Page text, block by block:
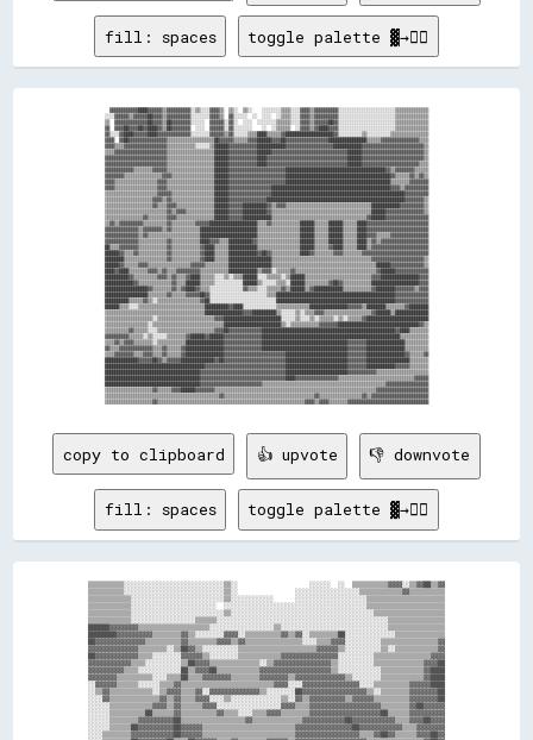
fill: spaces toggle palette ▓→✊🏽
  ▓▓▓▓▓▓▓▓▓▓▓▓████▓▓▓▓▓▓▒▒▓▓▓▓▓▓▓▓▓▓░░▒▒░░░░▓▓▓▓▒▒  ▒▒░░  ▒▒░░    ░░░░░░░░▒▒▒▒░░░░▓▓▓▓▒▒▓▓▓▓▓▓▓▓▓▓░░░░░░░░░░░░░░░░░░░░░░░░▒▒▒▒▒▒▒▒▒▒▒▒▒▒
░░░░▓▓▓▓▓▓▒▒▓▓▓▓▓▓██▓▓▓▓▒▒▓▓▓▓▓▓▓▓▓▓░░░░░░░░▓▓▓▓▒▒  ▓▓░░░░░░  ░░  ░░░░  ░░▒▒▒▒░░░░▓▓▓▓▒▒▓▓▓▓▓▓▓▓▓▓░░░░░░░░░░░░░░░░░░░░░░░░▒▒▒▒▒▒▒▒▒▒▒▒▒▒
▒▒  ▓▓▓▓▓▓▓▓▓▓▓▓▓▓██▓▓▓▓▒▒██▓▓▓▓▓▓▓▓░░░░░░  ▓▓▓▓▓▓░░▓▓░░  ░░░░  ░░░░░░░░▒▒▒▒▒▒░░░░▓▓▓▓▒▒▓▓▓▓▓▓██▓▓░░░░░░░░░░░░░░░░░░░░░░░░▒▒▒▒▒▒▒▒▒▒▒▒▒▒
▓▓  ▓▓▓▓██▓▓▓▓██▓▓████▓▓▒▒██▓▓▓▓▓▓▓▓  ░░░░  ▓▓▓▓▓▓░░▓▓░░░░░░░░    ░░  ░░▒▒▒▒▒▒  ░░▓▓▓▓▒▒▓▓████▓▓▓▓░░░░░░░░░░░░░░░░░░░░░░░░▒▒▒▒▒▒▒▒▒▒▒▒▒▒
▓▓░░░░▓▓████▓▓▓▓▓▓████▓▓▓▓▓▓▓▓▓▓▓▓▓▓░░░░░░░░▓▓▓▓▓▓▒▒▓▓░░░░░░▒▒▒▒████▒▒▒▒▒▒▓▓████████████████████▓▓░░░░░░░░░░▒▒░░░░░░░░░░▒▒▒▒▒▒▒▒▒▒▒▒▒▒▒▒
▓▓▓▓  ▓▓██▓▓▓▓▓▓▓▓▓▓▓▓▓▓▓▓▒▒▒▒▒▒▒▒▒▒▒▒▒▒▒▒▒▒▒▒██▓▓▓▓▓▓▒▒▒▒▒▒▓▓▓▓██████▓▓▓▓██▓▓▓▓▓▓▓▓▓▓▓▓▓▓▓▓▓▓████████████████▒▒▒▒▒▒▓▓▓▓▓▓▓▓▓▓▓▓▓▓▓▓▒▒▒▒
▓▓▓▓▒▒▒▒▓▓▓▓▓▓▓▓▓▓▓▓▓▓▓▓▓▓▒▒▒▒▒▒▒▒▒▒▒▒░░░░░░▒▒██████▓▓▓▓▓▓▓▓▓▓▓▓████████████▓▓▓▓▓▓▓▓▓▓▓▓▓▓▓▓▓▓▓▓████████████▓▓▓▓▓▓▓▓▓▓▓▓▓▓▓▓▓▓▓▓▓▓▓▓▓▓▒▒
▒▒▒▒▓▓▓▓▓▓▓▓▓▓▓▓▓▓▓▓▓▓▓▓▓▓▒▒▒▒▒▒▒▒▒▒▒▒▒▒▒▒▒▒▒▒██████▓▓▓▓▓▓▓▓▓▓▓▓██████▓▓▓▓▓▓▓▓▓▓▓▓▓▓▓▓▓▓▓▓▓▓▓▓▓▓▓▓▓▓▓▓██████▓▓▓▓▓▓▓▓▓▓▓▓▓▓▓▓▓▓▓▓▓▓▓▓▓▓▒▒
▓▓▓▓▓▓▓▓▓▓▓▓▓▓▓▓▓▓▓▓▓▓▓▓▓▓▒▒▒▒▒▒▒▒▒▒▒▒▒▒▒▒▒▒▒▒██████▓▓▓▓▓▓▓▓▓▓▓▓████▓▓▓▓▓▓▓▓▓▓▓▓▓▓▓▓▓▓▓▓▓▓▓▓▓▓▓▓▓▓▓▓▓▓██████▓▓▓▓▓▓▓▓▓▓▓▓▓▓▓▓▓▓▓▓▓▓▓▓▓▓▒▒
▓▓▓▓▓▓▓▓▓▓▓▓▓▓▓▓▓▓▓▓▓▓▓▓▓▓▒▒▒▒▒▒▒▒▒▒▒▒▒▒▒▒▒▒▒▒██████▓▓▓▓▓▓▓▓▓▓▓▓████▓▓▓▓▓▓▓▓▓▓▓▓▓▓▓▓▓▓▓▓▓▓▓▓▓▓▓▓▓▓▓▓▓▓██████▓▓▓▓▓▓▓▓▓▓▓▓▓▓▓▓▓▓▓▓▓▓▓▓▒▒▒▒
▓▓▓▓▓▓▓▓▓▓▓▓▒▒▒▒▒▒▒▒▓▓▓▓▓▓▒▒▒▒▒▒▒▒▒▒▒▒▒▒▒▒▒▒▒▒██████▓▓▓▓▓▓▓▓▓▓▓▓▓▓▓▓▓▓▓▓▓▓▓▓██████████████████████████████████████████▓▓▒▒▓▓▓▓▓▓▓▓▒▒▒▒▒▒
▓▓▓▓▓▓▓▓▒▒▒▒▒▒▒▒▒▒▒▒▒▒▒▒▓▓▓▓▒▒▒▒▒▒▒▒▒▒▒▒▒▒▒▒▒▒██████▓▓▓▓▓▓▓▓▓▓▓▓▓▓▓▓▓▓▓▓▓▓▓▓████████████████████████████████████████████▓▓▒▒▒▒▒▒▓▓▒▒▓▓▒▒
▓▓▓▓▒▒▒▒▒▒▒▒▒▒▒▒▒▒▒▒▒▒▓▓▓▓▒▒▒▒▒▒▒▒▒▒▒▒▒▒▒▒▒▒▒▒██████▓▓▓▓▓▓▓▓▓▓▓▓▓▓▓▓▓▓▓▓▓▓▓▓████████████████████████████████████████████▒▒▒▒▒▒▒▒▓▓▓▓▓▓▓▓
▓▓▓▓▒▒▒▒▒▒▒▒▒▒▒▒▒▒▒▒▒▒▓▓▓▓▒▒▒▒▒▒▒▒▒▒▒▒▒▒▒▒▒▒▒▒██████▓▓▓▓▓▓▓▓▓▓▓▓▓▓▓▓▓▓██████████████████████████████████████████████████▓▓▓▓▒▒▓▓▓▓▓▓▓▓▓▓
▒▒▒▒▒▒▒▒▒▒▒▒▒▒▒▒▒▒▒▒▒▒▓▓▓▓▓▓▒▒▒▒▒▒▒▒▒▒▒▒▒▒▒▒▒▒██████▓▓▓▓▓▓▓▓▓▓▓▓▓▓▓▓▓▓████████████████████████████████████████████████████████▓▓▓▓▓▓▓▓▓▓
▒▒▒▒▒▒▒▒▒▒▒▒▒▒▒▒▒▒▒▒▓▓▓▓▒▒▓▓▒▒▒▒▒▒▒▒▒▒▒▒▒▒▒▒▒▒██████▓▓▓▓▓▓▓▓▓▓▓▓▓▓▓▓██████████████████████████████████████████████████████████▓▓▓▓▓▓▓▓▒▒
▒▒▒▒▒▒▒▒▒▒▒▒▒▒▒▒▒▒▒▒▓▓▒▒▒▒▓▓▓▓▒▒▒▒▒▒▒▒▒▒▒▒▒▒▒▒██████▓▓▓▓▓▓██████████▓▓▒▒▓▓▓▓▒▒▒▒▒▒▒▒▒▒▒▒▒▒▒▒▒▒▒▒▒▒▒▒▒▒▒▒▒▒▒▒▒▒▒▒████████████▓▓▓▓▓▓▓▓▓▓▒▒
▒▒▒▒▒▒▒▒▒▒▒▒▒▒▒▒▒▒▒▒▒▒▒▒▒▒▓▓▒▒▓▓▓▓▒▒▒▒▒▒▒▒▒▒▒▒██████▓▓▓▓▓▓██████████▓▓▒▒▒▒▒▒▒▒▒▒▒▒▒▒▒▒▒▒▒▒▒▒▒▒▒▒▒▒▒▒▒▒▒▒▒▒▒▒▒▒▒▒██████▓▓▓▓▓▓▓▓▓▓▓▓▓▓▓▓▒▒
▒▒▒▒▒▒▒▒▒▒▒▒▒▒▒▒▓▓▒▒▒▒▒▒▒▒▓▓▓▓▒▒▒▒▒▒▒▒▒▒▒▒▒▒▒▒██████▓▓▓▓▓▓████████████▒▒▒▒▒▒▒▒▒▒▒▒▒▒▒▒▒▒▒▒▒▒▒▒▒▒▒▒▒▒▒▒▒▒▒▒▒▒▒▒▓▓██████▓▓▓▓▓▓▓▓▓▓▓▓▓▓▓▓▓▓
▒▒▓▓▒▒▓▓▓▓▓▓▓▓▓▓▒▒▒▒▒▒▒▒▒▒▓▓▒▒▒▒▒▒▒▒▒▒▓▓▓▓▓▓████████████████████▒▒▒▒▓▓▒▒▒▒▒▒▒▒▒▒▒▒██████▒▒▒▒▒▒██████▒▒▒▒▒▒████▓▓▓▓▓▓▓▓▓▓▓▓▓▓▓▓▓▓▓▓▓▓▓▓▓▓
▓▓▓▓▓▓▓▓▓▓▓▓▓▓▒▒▓▓▓▓▓▓▓▓▒▒▓▓▒▒▒▒▒▒▒▒▒▒▒▒████████████████████████▒▒▒▒▒▒▒▒▒▒▒▒▒▒▒▒▒▒██████▒▒▒▒▒▒██████▒▒▒▒▒▒████▓▓▓▓▓▓▓▓▓▓▓▓▓▓▓▓▓▓▓▓▓▓▓▓▓▓
▓▓▓▓▓▓▓▓▓▓▓▓▓▓▒▒▓▓▒▒▒▒▒▒▒▒▒▒▒▒▒▒▒▒▒▒▒▒▒▒████████████████████████▒▒▒▒▒▒▒▒▒▒▒▒▒▒▒▒▒▒██████▒▒▒▒▒▒██████▒▒▒▒▒▒████▓▓▓▓▒▒▒▒▒▒▓▓▓▓▓▓▓▓▓▓▓▓▓▓▓▓
▓▓▓▓▓▓▓▓▓▓▓▓▓▓▒▒▒▒▒▒▒▒▒▒▒▒▓▓▒▒▒▒▒▒▒▒▒▒▒▒████▓▓▓▓▒▒▒▒██████████▓▓▒▒▒▒▒▒▒▒▒▒▒▒▒▒▒▒▒▒██████▒▒▒▒▒▒██████▒▒▒▒▒▒████▒▒▓▓▒▒▓▓▓▓▓▓▓▓▓▓▓▓▓▓▓▓▓▓▓▓
██▒▒▒▒▓▓▓▓▓▓▓▓▒▒▒▒▒▒▒▒▒▒▒▒▓▓▒▒▒▒▒▒▒▒▒▒▒▒▓▓████▒▒▒▒▒▒████████████▒▒▒▒▒▒▒▒▒▒▒▒▒▒▒▒▒▒██████▒▒▒▒▒▒▓▓████▒▒▒▒▒▒████▒▒▓▓▓▓▓▓▓▓▓▓▓▓▓▓▓▓▓▓▓▓▓▓▓▓
██████▓▓▒▒▒▒▓▓▒▒▒▒▒▒▒▒▒▒▒▒▓▓▒▒▒▒▒▒▒▒▒▒▒▒▓▓████▒▒▒▒▒▒████████████▓▓██▓▓▒▒▒▒▒▒▒▒▒▒▒▒████▓▓▒▒▒▒▒▒▒▒▓▓▓▓▒▒▒▒▒▒▒▒▓▓▓▓▓▓▓▓▓▓▓▓▓▓▓▓▓▓▓▓▓▓▓▓▓▓▓▓
████████▒▒▒▒▒▒▒▒▒▒▒▒▒▒▒▒▒▒▓▓▒▒▒▒▒▒▒▒▒▒▒▒▓▓████▒▒▒▒▒▒██████████████████▒▒▒▒▒▒▒▒▒▒▒▒▒▒▒▒▒▒▒▒▒▒▒▒▒▒▒▒▒▒▒▒▒▒▒▒▒▒▒▒▒▒▓▓▓▓▓▓▓▓▓▓▓▓▓▓▓▓▓▓▓▓▓▓▒▒
██████▓▓▒▒▒▒▒▒▓▓▓▓▒▒▒▒▒▒▒▒▒▒▒▒▒▒▒▒▒▒▓▓▓▓▓▓▒▒▒▒▒▒▒▒▒▒██████████████████▒▒▒▒▒▒▒▒▒▒▒▒▒▒▒▒▒▒▒▒▒▒▒▒▒▒▒▒▒▒▒▒▒▒▒▒▒▒▒▒▒▒▒▒██████▓▓▓▓▓▓▓▓▓▓▓▓▓▓▒▒
████▓▓████▒▒▒▒▒▒▒▒▓▓▓▓▒▒▓▓▒▒▒▒▓▓▓▓▓▓▓▓▓▓▒▒▒▒▒▒▒▒▒▒▒▒████████████▒▒▓▓▓▓░░▒▒▒▒▒▒▓▓▒▒▒▒▒▒▒▒▒▒▒▒▒▒▒▒▒▒▒▒▒▒▒▒▒▒▒▒▒▒▒▒▒▒▓▓██████▓▓▓▓▓▓▓▓▓▓▓▓▓▓
██████████▓▓▒▒▒▒▒▒▒▒▒▒▓▓▓▓▒▒▓▓▒▒▒▒▓▓████▒▒▒▒▒▒░░░░▒▒░░▒▒▒▒██████░░░░▒▒▒▒▒▒░░▒▒██████▒▒▒▒▒▒▒▒▒▒▒▒▒▒▒▒▒▒▒▒▒▒▒▒▒▒▒▒▓▓▓▓████████████████▓▓▓▓
████████████▓▓▒▒▒▒▒▒▒▒▒▒▒▒▒▒▓▓▒▒▒▒██████▒▒▒▒▒▒░░░░░░░░░░░░██████▒▒░░░░░░▒▒▒▒░░██████▒▒▒▒▒▒▒▒▒▒▓▓██▓▓▒▒▒▒▒▒▒▒▒▒▒▒████████████████████▓▓▓▓
██████████████████▓▓▒▒▒▒▒▒▒▒▓▓▒▒▓▓████▓▓▒▒▒▒░░░░░░░░░░░░░░▓▓▒▒▒▒░░░░▒▒▒▒▒▒▓▓▒▒██████▒▒▓▓████████████▒▒▒▒▒▒▒▒▒▒▒▒▓▓████████▓▓▓▓▓▓▓▓▒▒▓▓▓▓
██████████████████▒▒▒▒▒▒▒▒▓▓▒▒▒▒▒▒▓▓▓▓▓▓██▓▓░░░░░░░░░░░░░░░░░░░░░░░░▒▒▒▒██████████████████████████████████████████████████▓▓▓▓▓▓▓▓▓▓▓▓▓▓
██████████▒▒▒▒▒▒▓▓▒▒░░▒▒▒▒▒▒▒▒▒▒▒▒▒▒▒▒▒▒▓▓██░░░░░░░░░░░░░░░░░░░░░░░░░░░░██████████████████████████████████████████████████▓▓▓▓▓▓▓▓▓▓▓▓▓▓
██████▒▒▒▒░░░░▒▒▒▒▒▒▒▒▒▒▒▒▒▒▒▒▒▒▒▒▒▒▒▒▒▒▒▒██████████▓▓████░░░░░░░░░░░░░░▒▒▒▒▒▒▒▒▒▒▒▒▒▒████████████████▓▓▓▓▓▓▒▒████████▒▒▒▒▒▒▒▒▓▓████████
▒▒▒▒▒▒▒▒▒▒▒▒▒▒▒▒▒▒▒▒▒▒▒▒▒▒▒▒▒▒▒▒▒▒▒▒▒▒▒▒▒▒████████████████▓▓▓▓██████████▒▒░░░░░░▒▒░░▒▒▒▒▓▓▓▓▒▒▒▒▒▒▒▒▒▒▒▒▒▒▒▒▒▒▒▒▓▓██████▒▒██████████████
▒▒▒▒▒▒▒▒▒▒▒▒▒▒▒▒▒▒▒▒░░▒▒▒▒▒▒▒▒▒▒▒▒▒▒▒▒▒▒▒▒▒▒▒▒▓▓▓▓████████████████████████░░░░░░▒▒░░░░▒▒░░▒▒▒▒▒▒░░▒▒░░▒▒▒▒▒▒▓▓██████████████████████████
▒▒▒▒▒▒▒▒▒▒▒▒▒▒▒▒▒▒░░▒▒▒▒▒▒▒▒▒▒▒▒▒▒▒▒▒▒▒▒▒▒▒▒▒▒▒▒▒▒████████████████████████▒▒░░▒▒▒▒▒▒▒▒▒▒▒▒▓▓▓▓▓▓▓▓██████████████████████████████████▓▓▒▒
▒▒▒▒▒▒▒▒▒▒▓▓▒▒▒▒▒▒░░░░▒▒▒▒▒▒▒▒▒▒▒▒▒▒▒▒▒▒▒▒▒▒▒▒▓▓▓▓██▓▓▓▓▓▓▓▓▓▓▓▓▓▓████████████████████████████████████████████████████████▓▓████▒▒▒▒▒▒▒▒
▓▓▓▓▓▓▓▓▓▓▒▒▒▒▒▒░░▒▒░░░░░░▒▒▒▒▒▒▒▒▓▓██████▓▓██████▓▓▓▓▓▓▓▓▓▓▓▓▓▓▓▓██████████████████████████████████████████████████████████▒▒▒▒▒▒▒▒▒▒▒▒
▒▒▒▒▓▓▒▒▓▓▓▓▒▒▒▒▒▒▒▒░░▒▒▒▒▒▒▒▒▒▒▒▒████████████████▓▓▓▓▓▓▓▓▓▓▓▓▓▓▓▓████████████████████████████████████▓▓▓▓▓▓▓▓████████████████▒▒▒▒▒▒▒▒▒▒
▓▓▒▒▒▒▓▓▓▓▓▓▓▓▓▓▓▓▓▓▒▒▒▒▓▓▒▒▒▒▒▒▓▓████████████████▓▓▓▓▓▓▓▓▓▓▓▓▓▓▓▓████████████████████████████████████▓▓▓▓▓▓▓▓████████████████▒▒▒▒▒▒▒▒▒▒
▒▒▒▒▓▓▓▓▓▓▓▓▒▒▒▒▓▓▓▓▒▒▒▒▓▓▒▒▒▒▒▒▓▓████████████████▓▓▓▓▓▓▓▓▓▓▓▓▓▓▓▓▓▓▓▓▓▓▓▓▓▓██████████████████████████▓▓▓▓▓▓▓▓████████████████▓▓▒▒▒▒▒▒▓▓
██████████████▓▓▓▓▓▓██▓▓▒▒▓▓▓▓▓▓██████████████▓▓██▓▓▓▓▓▓▓▓▓▓▓▓▓▓▓▓▓▓▓▓▓▓▓▓▓▓██████████████████████████▓▓▓▓▓▓▓▓██████████████████▒▒▒▒▒▒▒▒
██████████████████████████████████████████▓▓▓▓▓▓▓▓▓▓▓▓▓▓▓▓▓▓▓▓▓▓▓▓▓▓▓▓▓▓▓▓▓▓██████████████████████████▓▓▓▓▓▓▓▓████████████▓▓▓▓▓▓▒▒▒▒▒▒▒▒
████████████████████████████████████████▓▓▓▓▓▓▓▓▓▓▓▓▓▓▓▓▓▓▓▓▓▓▓▓▓▓▓▓▓▓▓▓▓▓▓▓██████████████████████████▓▓▓▓▓▓▓▓▓▓▓▓▒▒▒▒▒▒▒▒▒▒▒▒▒▒▒▒▒▒▒▒▒▒
████████████████████████████████████████▓▓▓▓▓▓▓▓▓▓▓▓▓▓▓▓▓▓▓▓▓▓▓▓▓▓▓▓▓▓▓▓▓▓▓▓████▓▓▓▓▓▓▓▓▓▓▓▓▓▓▓▓▓▓▒▒▒▒▒▒▒▒▒▒▒▒▒▒▒▒▒▒▒▒▒▒▒▒▒▒▒▒▒▒▒▒▓▓▓▓▓▓
████████████████████████████████████████▓▓▓▓▓▓▓▓▓▓▓▓▓▓▓▓▓▓▓▓▓▓▓▓▓▓▒▒▒▒▒▒▒▒▒▒▒▒▒▒▒▒▒▒▒▒▒▒▒▒▒▒▒▒▒▒▒▒▒▒▒▒▒▒▒▒▒▒▒▒▒▒▒▒▒▒▒▒▓▓▓▓▓▓▓▓▓▓▓▓▓▓▓▓▓▓
▒▒▒▒▒▒▒▒▒▒▒▒▒▒▒▒▒▒▒▒▓▓▒▒▒▒▒▒▓▓▓▓██████▓▓▓▓▓▓▓▓▒▒▒▒▒▒▒▒▒▒▒▒▒▒▒▒▒▒▒▒▒▒▒▒▒▒▒▒▒▒▒▒▒▒▒▒▒▒▒▒▒▒▒▒▒▒▒▒▒▒▒▒▒▒▒▒▒▒▒▒▒▒▒▒▒▒▒▒▓▓▓▓▓▓▓▓▓▓▓▓▓▓▓▓▓▓▓▓▓▓
▒▒▒▒▒▒▒▒▒▒▒▒▒▒▒▒▒▒▒▒▒▒▒▒▒▒▒▒▒▒▒▒▒▒▒▒▒▒▒▒▒▒▒▒▒▒▒▒▓▓▒▒▒▒▒▒▒▒▒▒▒▒▒▒▒▒▒▒▒▒▒▒▒▒▒▒▒▒▒▒▒▒▒▒▒▒▒▒▓▓▒▒▒▒▒▒▒▒▒▒▒▒▒▒▒▒▒▒▓▓▒▒▓▓▓▓▓▓▓▓▓▓▓▓▓▓▓▓▓▓▓▓▓▓▓▓
copy to clipboard 👍 upvote 👎 downvote
fill: spaces toggle palette ▓→✊🏽
▒▒▒▒▒▒▒▒▒▒░░░░░░░░░░░░░░░░░░░░░░░░░░░░▒▒░░                    ░░░░░░  ░░  ▒▒▒▒▒▒▒▒▒▒▓▓▓▓░░▒▒▓▓██▒▒▓▓
▒▒▒▒▒▒▒▒▒▒░░░░░░░░░░░░░░░░░░░░░░░░░░░░▒▒░░                ░░░░░░░░░░░░░░░░░░▒▒▒▒▒▒▒▒▒▒▒▒▓▓▒▒▒▒▒▒▒▒▒▒
▒▒▒▒▒▒▒▒▒▒▒▒░░░░░░░░░░░░░░░░░░░░░░░░░░▒▒░░░░░░░░░░░░      ░░░░░░░░░░░░░░░░░░░░▒▒▒▒▒▒▒▒▒▒▒▒▒▒▒▒▒▒▒▒▒▒
▒▒▒▒▒▒▒▒▒▒▒▒░░░░░░░░░░░░░░░░░░░░░░░░  ░░░░░░░░░░░░░░░░░░░░░░░░░░░░░░░░░░░░░░░░▒▒▒▒▒▒▒▒▒▒▒▒▒▒▒▒▒▒▒▒▒▒
▒▒▒▒▒▒▒▒▒▒▒▒░░░░░░░░░░░░░░░░░░░░░░░░░░▒▒░░░░░░░░░░░░░░░░░░░░░░░░░░░░░░░░░░░░░░░░▒▒▒▒▒▒▒▒▒▒▒▒▒▒▒▒▒▒▒▒
▒▒▒▒▒▒▒▒▒▒▒▒░░░░░░░░░░░░░░░░░░▒▒▒▒▒▒░░░░░░░░░░░░░░░░░░░░░░░░░░░░░░░░░░░░░░░░░░░░░░░░▒▒▒▒▒▒▒▒▒▒▒▒▒▒▒▒
██████▓▓▓▓▓▓▓▓▒▒▒▒▒▒▒▒▒▒▒▒▒▒▒▒▒▒▒▒░░░░░░░░░░░░░░░░░░▒▒░░░░░░░░░░░░░░░░░░░░░░░░░░░░░░▒▒▒▒▒▒▒▒▒▒▒▒▒▒▒▒
████████▓▓▓▓▓▓▓▓▓▓▒▒▒▒▒▒▒▒▓▓▒▒░░░░░░░░▓▓▓▓░░▒▒▒▒▒▒▒▒▒▒▓▓▒▒▓▓░░▒▒▒▒▒▒▒▒██░░░░░░░░░░░░░░▒▒▒▒▒▒▒▒▒▒▒▒▒▒
██▓▓▓▓▓▓▓▓▓▓▓▓▓▓▒▒▒▒▒▒▒▒▒▒▓▓▒▒▒▒▒▒▒▒▓▓▓▓▒▒▓▓▒▒▒▒▒▒▒▒▒▒▒▒▒▒▒▒░░░░▒▒▒▒▓▓▓▓░░░░░░░░░░▒▒▒▒▒▒▒▒▒▒▒▒▒▒▒▒▓▓
▓▓▓▓▓▓▓▓▓▓▓▓▓▓▒▒▒▒▒▒▒▒░░▒▒██▓▓▒▒░░░░░░░░░░▒▒▒▒▒▒▒▒▒▒▒▒▒▒▒▒▒▒▒▒▒▒▓▓▓▓▓▓▒▒░░░░░░░░░░▒▒░░▒▒▒▒▒▒▒▒▒▒▒▒▓▓
██▓▓▓▓▓▓▓▓▓▓▓▓▒▒▒▒░░░░░░░░▓▓▓▓▓▓▒▒░░░░░░░░▒▒▒▒▒▒▒▒▒▒▒▒▓▓▓▓▓▓▓▓▓▓▓▓▓▓▓▓░░░░░░░░░░▒▒▒▒▒▒▒▒▒▒▒▒▒▒▒▒▓▓▓▓
▓▓▓▓▓▓▓▓▓▓▓▓▒▒▒▒░░░░░░░░░░▒▒██▓▓▓▓▒▒▒▒▒▒▒▒▒▒▒▒▒▒░░▒▒▓▓▓▓▓▓▓▓▓▓▓▓▓▓▓▓▒▒░░░░░░░░░░▒▒▒▒▒▒▒▒▒▒▒▒▒▒▓▓▓▓██
▓▓▓▓▓▓▓▓▓▓▒▒▒▒░░░░░░░░░░░░██▒▒▓▓▓▓██▒▒▒▒▒▒▒▒▒▒▒▒▓▓▓▓▓▓▓▓▓▓▓▓▓▓▓▓▓▓▓▓▒▒░░░░░░░░░░░░▒▒▒▒▒▒▒▒▒▒▒▒▓▓████
▓▓▓▓▓▓▓▓▒▒▒▒▒▒▒▒▒▒░░░░▒▒▒▒██▒▒▒▒▓▓▓▓▓▓▓▓▒▒▒▒▒▒▒▒▓▓▓▓▓▓▓▓▒▒▓▓▓▓▓▓▓▓▓▓▓▓▓▓▒▒░░░░░░░░▒▒▒▒▒▒▒▒▒▒▒▒▓▓████
░░▓▓▓▓▓▓▒▒▒▒▒▒░░░░░░▒▒▒▒▓▓▒▒▒▒▒▒▒▒▒▒▒▒▒▒▒▒▒▒▒▒▒▒▒▒▒▒▓▓▓▓░░░░▓▓▓▓▓▓▓▓▓▓▓▓▓▓▓▓░░░░▒▒▒▒▒▒▒▒▒▒▓▓▓▓▓▓████
░░▒▒▓▓▒▒▒▒▒▒▒▒▒▒▒▒░░▒▒▓▓▓▓▒▒▒▒▓▓░░▓▓▓▓▓▓▓▓▓▓▓▓▓▓▒▒░░░░░░░░██▓▓▓▓▓▓▓▓▓▓▓▓▓▓▓▓▓▓▒▒░░▒▒▒▒▒▒▒▒▓▓▓▓▓▓▓▓██
░░░░▓▓▒▒▒▒▒▒▒▒▒▒▒▒▒▒▓▓▒▒▓▓▒▒▒▒▓▓▓▓░░░░▒▒░░░░░░░░░░░░░░▒▒░░▓▓▒▒▓▓▓▓▓▓▓▓▓▓▒▒▓▓▓▓▓▓▒▒▒▒▒▒▒▒▒▒▓▓▓▓▓▓▓▓██
░░░░░░▒▒▒▒▒▒▒▒▒▒▒▒▓▓▓▓▒▒▓▓▒▒▒▒▒▒▓▓▓▓░░░░░░░░░░░░░░░░░░▓▓▓▓▒▒▒▒▓▓▓▓▓▓▓▓▓▓▓▓▓▓▓▓▓▓▓▓▒▒▒▒▒▒▒▒▓▓██▓▓▓▓▓▓
░░░░░░▒▒▒▒▒▒▒▒▒▒██▒▒▒▒▒▒▓▓▒▒▒▒▒▒▒▒▒▒▓▓▒▒▒▒░░░░▒▒▒▒▓▓▓▓▒▒▒▒▒▒▒▒▓▓▓▓▓▓▓▓▓▓▓▓▓▓▓▓▓▓▓▓██▒▒▒▒▒▒▓▓▓▓▓▓▓▓▓▓
░░░░░░▒▒▒▒▒▒▒▒▓▓▓▓▓▓▓▓▓▓██▒▒▒▒▒▒▒▒▒▒▒▒▒▒▒▒▒▒▓▓▒▒▒▒▒▒▒▒▒▒▒▒▒▒▓▓▓▓▓▓▓▓▓▓▓▓██▓▓▓▓▓▓▓▓▓▓▓▓▒▒▒▒▓▓▓▓██▓▓▓▓
░░░░░░▒▒▒▒▒▒██▓▓▓▓▓▓▓▓▓▓██▓▓▓▓▓▓▒▒▒▒▒▒▒▒▒▒▒▒▒▒▒▒▒▒▒▒▒▒▒▒▒▒▓▓▓▓▓▓▓▓▓▓▓▓▓▓▓▓██▓▓▓▓▓▓▓▓▓▓▓▓▒▒▒▒▓▓▓▓▓▓▓▓
░░░░▒▒▒▒▒▒▒▒▓▓▓▓▓▓▓▓▓▓▓▓██▓▓▓▓▓▓▒▒▒▒▒▒▒▒▒▒▒▒▒▒▒▒▒▒▒▒▒▒▒▒▒▒▓▓▓▓▓▓▓▓▓▓▓▓▓▓▓▓▓▓▒▒▒▒▓▓██▓▓▒▒▒▒▒▒▓▓▓▓██▓▓